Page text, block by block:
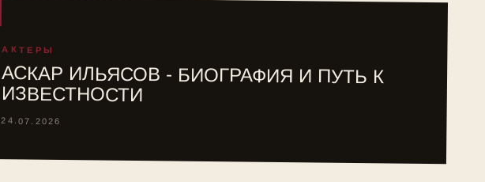
АКТЕРЫ
АСКАР ИЛЬЯСОВ - БИОГРАФИЯ И ПУТЬ К
ИЗВЕСТНОСТИ
24.07.2026